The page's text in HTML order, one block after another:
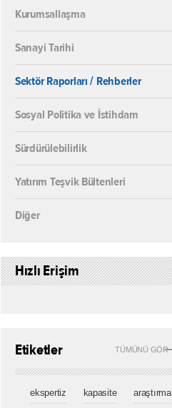
Kurumsallaşma
Sanayi Tarihi
Sektör Raporları / Rehberler
Sosyal Politika ve İstihdam
Sürdürülebilirlik
Yatırım Teşvik Bültenleri
Diğer
Hızlı Erişim
TÜMÜNÜ GÖR
Etiketler
ekspertiz kapasite
araştırma